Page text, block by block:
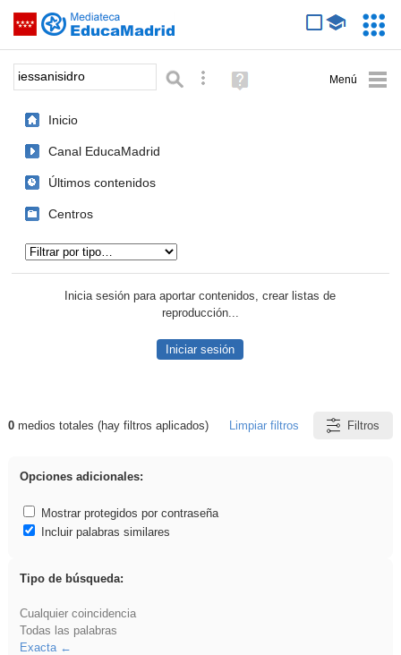
Saltar navegación
Palabra o frase: Búsqueda avanzada
Ayuda
(en
Inicio
Canal EducaMadrid
Últimos contenidos
Centros
Inicia sesión para aportar contenidos, crear listas de
reproducción...
Iniciar sesión
Resultados de: iessanisidro
0medios totales (hay filtros aplicados) Limpiar filtros Filtros
Opciones adicionales:
Mostrar protegidos por contraseña
Incluir palabras similares
Tipo de búsqueda:
Cualquier coincidencia
Todas las palabras
Exacta